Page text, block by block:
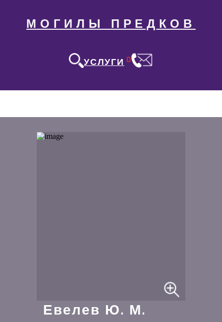
МОГИЛЫ ПРЕДКОВ
УСЛУГИ 0
Евелев Ю. М.